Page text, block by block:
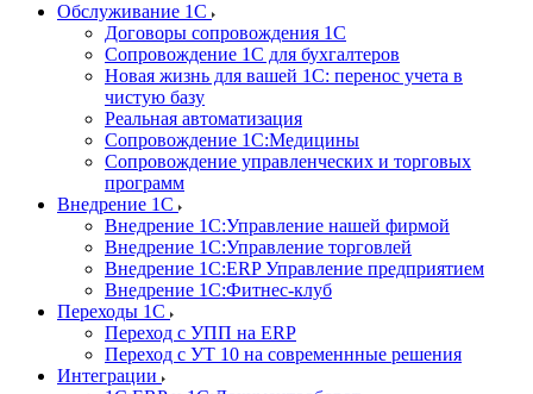
Обслуживание 1С
Договоры сопровождения 1С
Сопровождение 1С для бухгалтеров
Новая жизнь для вашей 1С: перенос учета в
чистую базу
Реальная автоматизация
Сопровождение 1С:Медицины
Сопровождение управленческих и торговых
программ
Внедрение 1С
Внедрение 1С:Управление нашей фирмой
Внедрение 1С:Управление торговлей
Внедрение 1С:ERP Управление предприятием
Внедрение 1С:Фитнес-клуб
Переходы 1С
Переход с УПП на ERP
Переход с УТ 10 на современнные решения
Интеграции